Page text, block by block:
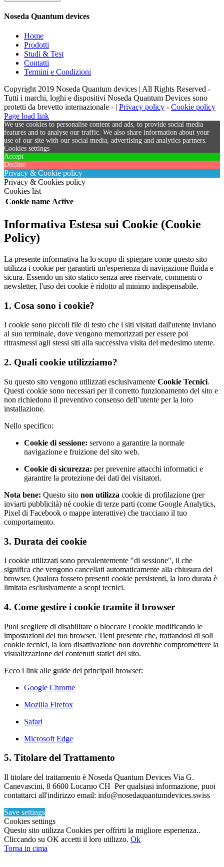
Noseda Quantum devices
Home
Prodotti
Studi & Test
Contatti
Termini e Condizioni
Copyright 2019 Noseda Quantum devices | All Rights Reserved -
Tutti i marchi, loghi e dispositivi Noseda Quantum Devices sono
protetti da brevetto internazionale - | Privacy policy - Cookie policy
Page load link
We use cookies to personalise content and ads, to provide social media
features and to analyse our traffic. We also share information about your
use of our site with our social media, advertising and analytics partners.
Cookies settings
Accept
Decline
Privacy & Cookie policy
Privacy & Cookies policy
Cookies list
Cookie name Active
Informativa Estesa sui Cookie (Cookie
Policy)
La presente informativa ha lo scopo di spiegare come questo sito
utilizza i cookie per garantirti un'esperienza di navigazione fluida e
sicura. Essendo un sito statico senza aree riservate, commenti o
newsletter, l'uso dei cookie è ridotto al minimo indispensabile.
1. Cosa sono i cookie?
I cookie sono piccoli file di testo che i siti visitati dall'utente inviano
al suo terminale, dove vengono memorizzati per essere poi
ritrasmessi agli stessi siti alla successiva visita del medesimo utente.
2. Quali cookie utilizziamo?
Su questo sito vengono utilizzati esclusivamente Cookie Tecnici.
Questi cookie sono necessari per il corretto funzionamento del sito e
non richiedono il preventivo consenso dell’utente per la loro
installazione.
Nello specifico:
Cookie di sessione: servono a garantire la normale
navigazione e fruizione del sito web.
Cookie di sicurezza: per prevenire attacchi informatici e
garantire la protezione dei dati dei visitatori.
Nota bene: Questo sito non utilizza cookie di profilazione (per
inviarti pubblicità) né cookie di terze parti (come Google Analytics,
Pixel di Facebook o mappe interattive) che tracciano il tuo
comportamento.
3. Durata dei cookie
I cookie utilizzati sono prevalentemente "di sessione", il che
significa che vengono cancellati automaticamente alla chiusura del
browser. Qualora fossero presenti cookie persistenti, la loro durata è
limitata esclusivamente a scopi tecnici.
4. Come gestire i cookie tramite il browser
Puoi scegliere di disabilitare o bloccare i cookie modificando le
impostazioni del tuo browser. Tieni presente che, trattandosi di soli
cookie tecnici, la loro disattivazione non dovrebbe compromettere la
visualizzazione dei contenuti statici del sito.
Ecco i link alle guide dei principali browser:
Google Chrome
Mozilla Firefox
Safari
Microsoft Edge
5. Titolare del Trattamento
Il titolare del trattamento è Noseda Quantum Devices Via G.
Canevascini, 8 6600 Locarno CH Per qualsiasi informazione, puoi
contattarci all'indirizzo email: info@nosedaquantumdevices.swiss
Save settings
Cookies settings
Questo sito utilizza Cookies per offrirti la migliore esperienza..
Cliccando su OK accetti il loro utilizzo. Ok
Torna in cima